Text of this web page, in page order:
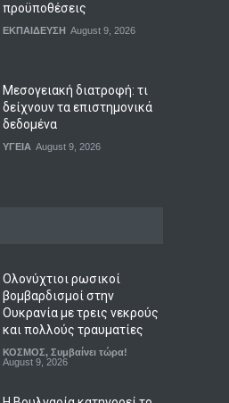
προϋποθέσεις
ΕΚΠΑΙΔΕΥΣΗ August 9, 2026
Μεσογειακή διατροφή: τι
δείχνουν τα επιστημονικά
δεδομένα
ΥΓΕΙΑ August 9, 2026
Ολονύχτιοι ρωσικοί
βομβαρδισμοί στην
Ουκρανία με τρεις νεκρούς
και πολλούς τραυματίες
ΚΟΣΜΟΣ, Συμβαίνει τώρα!
August 9, 2026